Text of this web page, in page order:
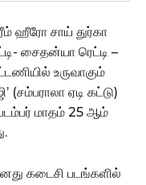
ஹீரோ சாய் துர்கா
சைதன்யா ரெட்டி –
உருவாகும்
ஏடி கட்டு)
மாதம் 25 ஆம்
கடைசி படங்களில்